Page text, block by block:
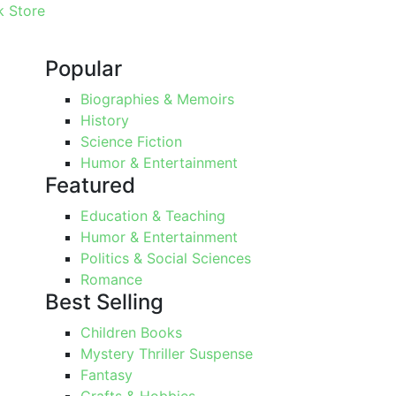
Store
Popular
Biographies & Memoirs
History
Science Fiction
Humor & Entertainment
Featured
Education & Teaching
Humor & Entertainment
Politics & Social Sciences
Romance
Best Selling
Children Books
Mystery Thriller Suspense
Fantasy